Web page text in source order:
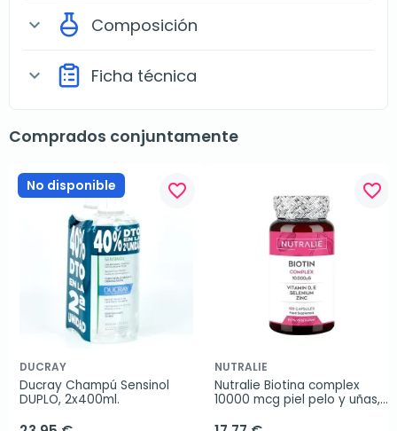
expand_more Composición
expand_more Ficha técnica
Comprados conjuntamente
No disponible favorite_border
DUCRAY
Ducray Champú Sensinol
DUPLO, 2x400ml.
favorite_border
NUTRALIE
Nutralie Biotina complex
10000 mcg piel pelo y uñas,